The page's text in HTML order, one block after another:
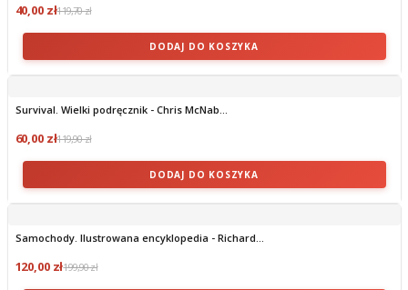
40,00 zł119,70 zł
DODAJ DO KOSZYKA
Survival. Wielki podręcznik - Chris McNab...
60,00 zł119,90 zł
DODAJ DO KOSZYKA
Samochody. Ilustrowana encyklopedia - Richard...
120,00 zł199,90 zł